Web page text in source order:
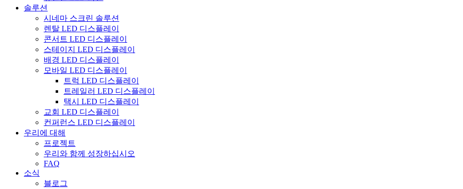
솔루션
시네마 스크린 솔루션
렌탈 LED 디스플레이
콘서트 LED 디스플레이
스테이지 LED 디스플레이
배경 LED 디스플레이
모바일 LED 디스플레이
트럭 LED 디스플레이
트레일러 LED 디스플레이
택시 LED 디스플레이
교회 LED 디스플레이
컨퍼런스 LED 디스플레이
우리에 대해
프로젝트
우리와 함께 성장하십시오
FAQ
소식
블로그